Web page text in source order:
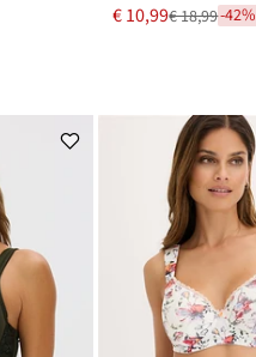
Nu
voor
€ 10,99
Van € 18,99-42%